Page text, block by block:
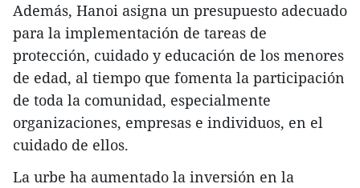
Además, Hanoi asigna un presupuesto adecuado
para la implementación de tareas de
protección, cuidado y educación de los menores
de edad, al tiempo que fomenta la participación
de toda la comunidad, especialmente
organizaciones, empresas e individuos, en el
cuidado de ellos.
La urbe ha aumentado la inversión en la